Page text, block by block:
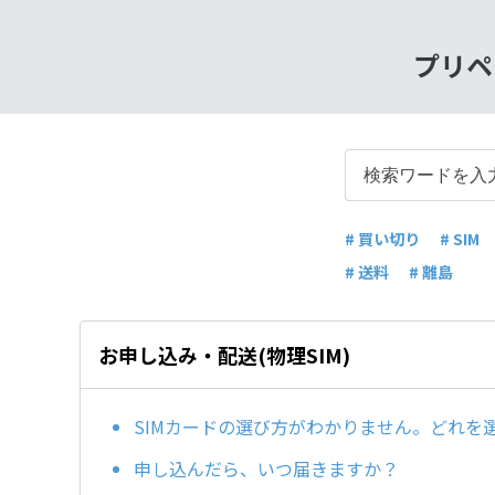
プリ
# 買い切り
# SIM
# 送料
# 離島
お申し込み・配送(物理SIM)
SIMカードの選び方がわかりません。どれを
申し込んだら、いつ届きますか？